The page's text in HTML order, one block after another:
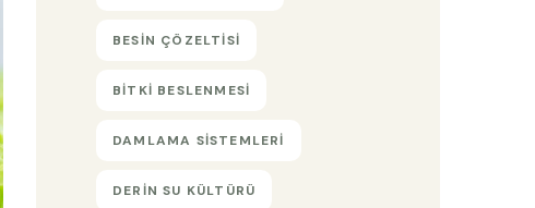
BESIN ÇÖZELTISI
BITKI BESLENMESI
DAMLAMA SISTEMLERI
DERIN SU KÜLTÜRÜ